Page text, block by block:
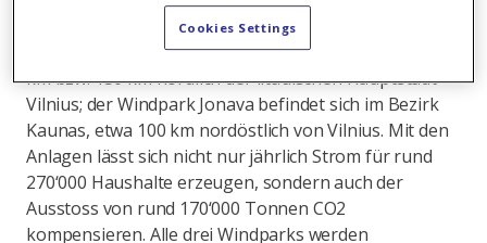
absichern. Die Windparks Anykščiai und Rokiškis
liegen in den Bezirken Utena und Panevėžys, rund 100
km bzw. 150 km nördlich der litauischen Hauptstadt
Vilnius; der Windpark Jonava befindet sich im Bezirk
Kaunas, etwa 100 km nordöstlich von Vilnius. Mit den
Anlagen lässt sich nicht nur jährlich Strom für rund
270‘000 Haushalte erzeugen, sondern auch der
Ausstoss von rund 170‘000 Tonnen CO2
kompensieren. Alle drei Windparks werden
Cookies Settings